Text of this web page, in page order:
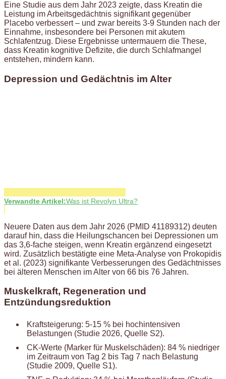
Eine Studie aus dem Jahr 2023 zeigte, dass Kreatin die
Leistung im Arbeitsgedächtnis signifikant gegenüber
Placebo verbessert – und zwar bereits 3-9 Stunden nach der
Einnahme, insbesondere bei Personen mit akutem
Schlafentzug. Diese Ergebnisse untermauern die These,
dass Kreatin kognitive Defizite, die durch Schlafmangel
entstehen, mindern kann.
Depression und Gedächtnis im Alter
Verwandte Artikel:Was ist Revolyn Ultra?
Neuere Daten aus dem Jahr 2026 (PMID 41189312) deuten
darauf hin, dass die Heilungschancen bei Depressionen um
das 3,6-fache steigen, wenn Kreatin ergänzend eingesetzt
wird. Zusätzlich bestätigte eine Meta-Analyse von Prokopidis
et al. (2023) signifikante Verbesserungen des Gedächtnisses
bei älteren Menschen im Alter von 66 bis 76 Jahren.
Muskelkraft, Regeneration und
Entzündungsreduktion
Kraftsteigerung: 5-15 % bei hochintensiven
Belastungen (Studie 2026, Quelle S2).
CK-Werte (Marker für Muskelschäden): 84 % niedriger
im Zeitraum von Tag 2 bis Tag 7 nach Belastung
(Studie 2009, Quelle S1).